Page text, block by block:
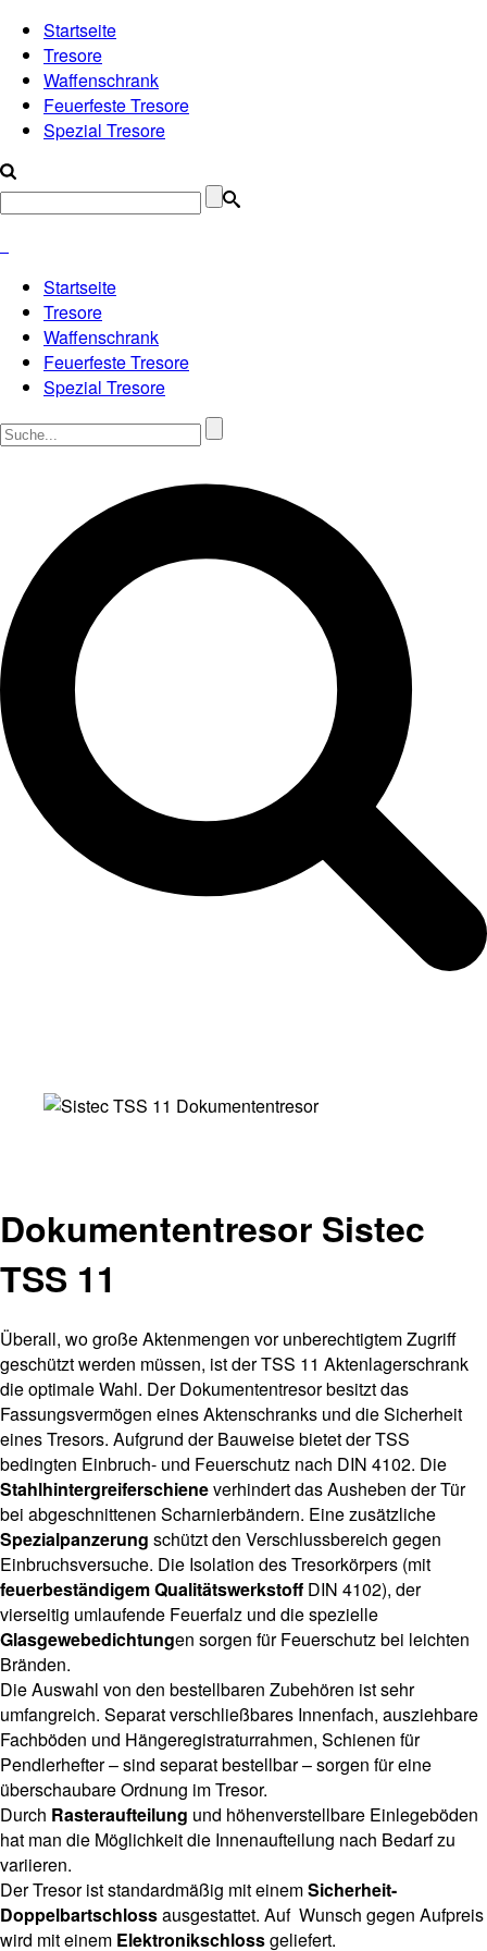
Startseite
Tresore
Waffenschrank
Feuerfeste Tresore
Spezial Tresore
Startseite
Tresore
Waffenschrank
Feuerfeste Tresore
Spezial Tresore
Dokumententresor Sistec
TSS 11
Überall, wo große Aktenmengen vor unberechtigtem Zugriff
geschützt werden müssen, ist der TSS 11 Aktenlagerschrank
die optimale Wahl. Der Dokumententresor besitzt das
Fassungsvermögen eines Aktenschranks und die Sicherheit
eines Tresors. Aufgrund der Bauweise bietet der TSS
bedingten Einbruch- und Feuerschutz nach DIN 4102. Die
Stahlhintergreiferschieneverhindert das Ausheben der Tür
bei abgeschnittenen Scharnierbändern. Eine zusätzliche
Spezialpanzerung schützt den Verschlussbereich gegen
Einbruchsversuche. Die Isolation des Tresorkörpers (mit
feuerbeständigem Qualitätswerkstoff DIN 4102), der
vierseitig umlaufende Feuerfalz und die spezielle
Glasgewebedichtungen sorgen für Feuerschutz bei leichten
Bränden.
Die Auswahl von den bestellbaren Zubehören ist sehr
umfangreich. Separat verschließbares Innenfach, ausziehbare
Fachböden und Hängeregistraturrahmen, Schienen für
Pendlerhefter – sind separat bestellbar – sorgen für eine
überschaubare Ordnung im Tresor.
Durch Rasteraufteilung und höhenverstellbare Einlegeböden
hat man die Möglichkeit die Innenaufteilung nach Bedarf zu
variieren.
Der Tresor ist standardmäßig mit einemSicherheit-
Doppelbartschlossausgestattet. Auf Wunsch gegen Aufpreis
wird mit einem Elektronikschlossgeliefert.